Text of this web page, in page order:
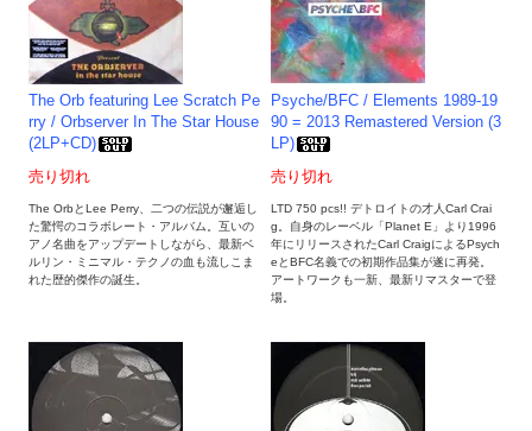
The Orb featuring Lee Scratch Pe
rry / Orbserver In The Star House
(2LP+CD)
売り切れ
The OrbとLee Perry、二つの伝説が邂逅し
た驚愕のコラボレート・アルバム。互いの
アノ名曲をアップデートしながら、最新ベ
ルリン・ミニマル・テクノの血も流しこま
れた歴的傑作の誕生。
Psyche/BFC / Elements 1989-19
90 = 2013 Remastered Version (3
LP)
売り切れ
LTD 750 pcs!! デトロイトの才人Carl Crai
g。自身のレーベル「Planet E」より1996
年にリリースされたCarl CraigによるPsych
eとBFC名義での初期作品集が遂に再発。
アートワークも一新、最新リマスターで登
場。